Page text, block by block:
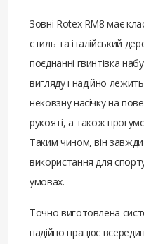
Зовні Rotex RM8 має
стиль та італійський
поєднанні гвинтівка
вигляду і надійно
нековзну насічку на
рукояті, а також
Таким чином, він завжди
використання для
умовах.
Точно виготовлена
надійно працює